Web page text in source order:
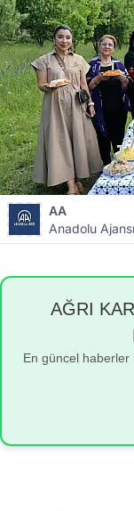
AA
Anadolu Ajansı
AĞRI
En güncel haberler